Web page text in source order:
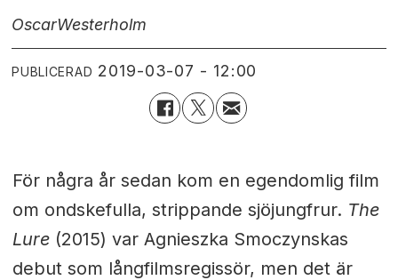
OscarWesterholm
PUBLICERAD 2019-03-07 - 12:00
För några år sedan kom en egendomlig film
om ondskefulla, strippande sjöjungfrur. The
Lure (2015) var Agnieszka Smoczynskas
debut som långfilmsregissör, men det är